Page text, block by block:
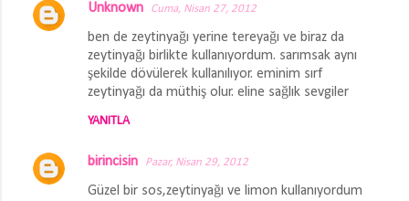
Unknown Cuma, Nisan 27, 2012
ben de zeytinyağı yerine tereyağı ve biraz da
zeytinyağı birlikte kullanıyordum. sarımsak aynı
şekilde dövülerek kullanılıyor. eminim sırf
zeytinyağı da müthiş olur. eline sağlık sevgiler
YANITLA
birincisin Pazar, Nisan 29, 2012
Güzel bir sos,zeytinyağı ve limon kullanıyordum